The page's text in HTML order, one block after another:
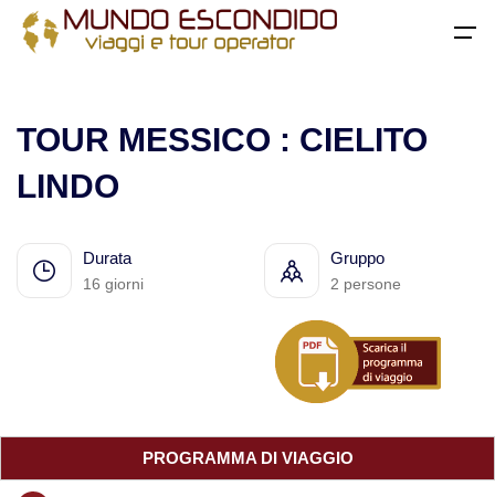
All filters
Menu
Home
Africa
Viaggi in Marocco
Viaggi di gruppo
Viaggi avventura nuove tendenze
Viaggi safari
Home Messico> TOUR MESSICO : CIELITO LINDO
TOUR MESSICO : CIELITO
LINDO
Durata
16 giorni
Gruppo
2 persone
PROGRAMMA DI VIAGGIO